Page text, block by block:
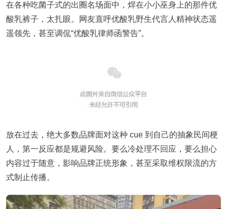
在各种吃菌子式的出圈名场面中，焊在小小巫身上的那件优
酸乳裤子，太扎眼。网友直呼优酸乳野生代言人精神状态遥
遥领先，甚至调侃“优酸乳律师函警告”。
放在过去，绝大多数品牌面对这种 cue 到自己的抽象民间梗
人，第一反应都是规避风险。要么冷处理不回应，要么担心
内容过于随意，影响品牌正统形象，甚至采取维权限流的方
式制止传播。